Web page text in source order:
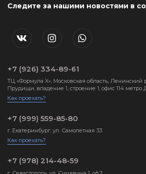
Следите за нашими новостями в
+7 (926) 334-89-61
ТЦ «Формула X», Московская область, Ленинский
Прудищи, владение 1, строение 1, офис 114 метро
Как проехать?
+7 (999) 559-85-80
г. Екатеринбург, ул. Самолетная 33
Как проехать?
+7 (978) 214-48-59